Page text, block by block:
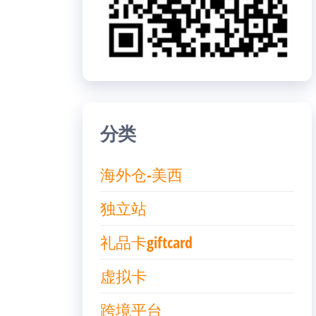
分类
海外仓-美西
独立站
礼品卡giftcard
虚拟卡
跨境平台